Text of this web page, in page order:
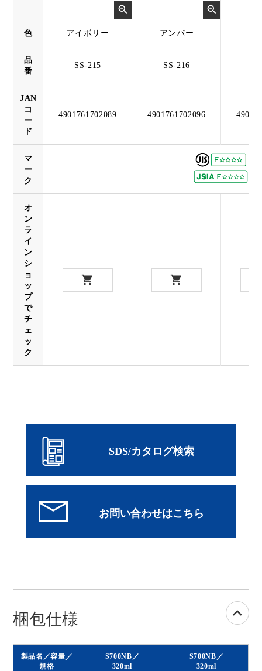
色 アイボリー アンバー
品
番
SS-215 SS-216
JAN
コ
ー
ド
4901761702089 4901761702096
マ
ー
ク
オ
ン
ラ
イ
ン
シ
ョ
ッ
プ
で
チ
ェ
ッ
ク
SDS/カタログ検索
梱包仕様
製品名／容量／
規格
S700NB ／
320ml
S700NB ／
320ml